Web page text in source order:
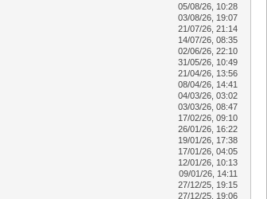
05/08/26, 10:28
03/08/26, 19:07
21/07/26, 21:14
14/07/26, 08:35
02/06/26, 22:10
31/05/26, 10:49
21/04/26, 13:56
08/04/26, 14:41
04/03/26, 03:02
03/03/26, 08:47
17/02/26, 09:10
26/01/26, 16:22
19/01/26, 17:38
17/01/26, 04:05
12/01/26, 10:13
09/01/26, 14:11
27/12/25, 19:15
27/12/25, 19:06